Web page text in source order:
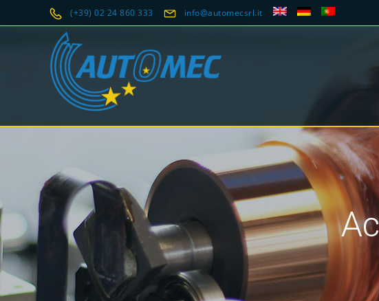
(+39) 02 24 860 333 info@automecsrl.it